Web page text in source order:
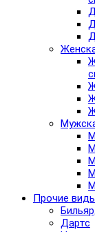
Прочие
Дартс